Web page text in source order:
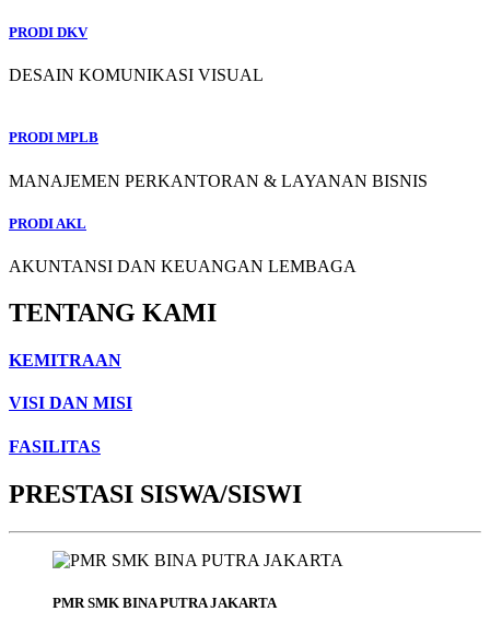
PRODI DKV
DESAIN KOMUNIKASI VISUAL
PRODI MPLB
MANAJEMEN PERKANTORAN & LAYANAN BISNIS
PRODI AKL
AKUNTANSI DAN KEUANGAN LEMBAGA
TENTANG KAMI
KEMITRAAN
VISI DAN MISI
FASILITAS
PRESTASI SISWA/SISWI
PMR SMK BINA PUTRA JAKARTA